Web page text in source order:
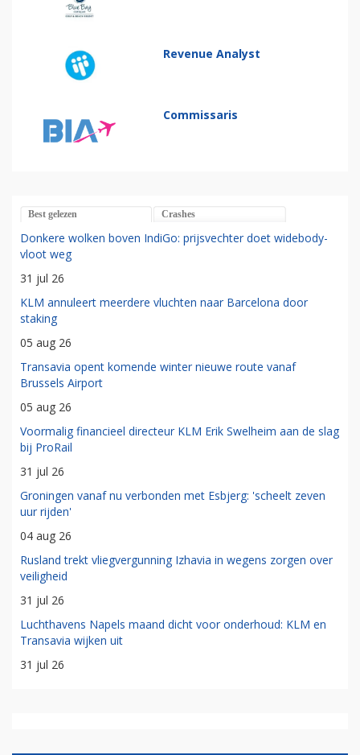
Revenue Analyst
Commissaris
Best gelezen Crashes
Donkere wolken boven IndiGo: prijsvechter doet widebody-
vloot weg
31 jul 26
KLM annuleert meerdere vluchten naar Barcelona door
staking
05 aug 26
Transavia opent komende winter nieuwe route vanaf
Brussels Airport
05 aug 26
Voormalig financieel directeur KLM Erik Swelheim aan de slag
bij ProRail
31 jul 26
Groningen vanaf nu verbonden met Esbjerg: 'scheelt zeven
uur rijden'
04 aug 26
Rusland trekt vliegvergunning Izhavia in wegens zorgen over
veiligheid
31 jul 26
Luchthavens Napels maand dicht voor onderhoud: KLM en
Transavia wijken uit
31 jul 26